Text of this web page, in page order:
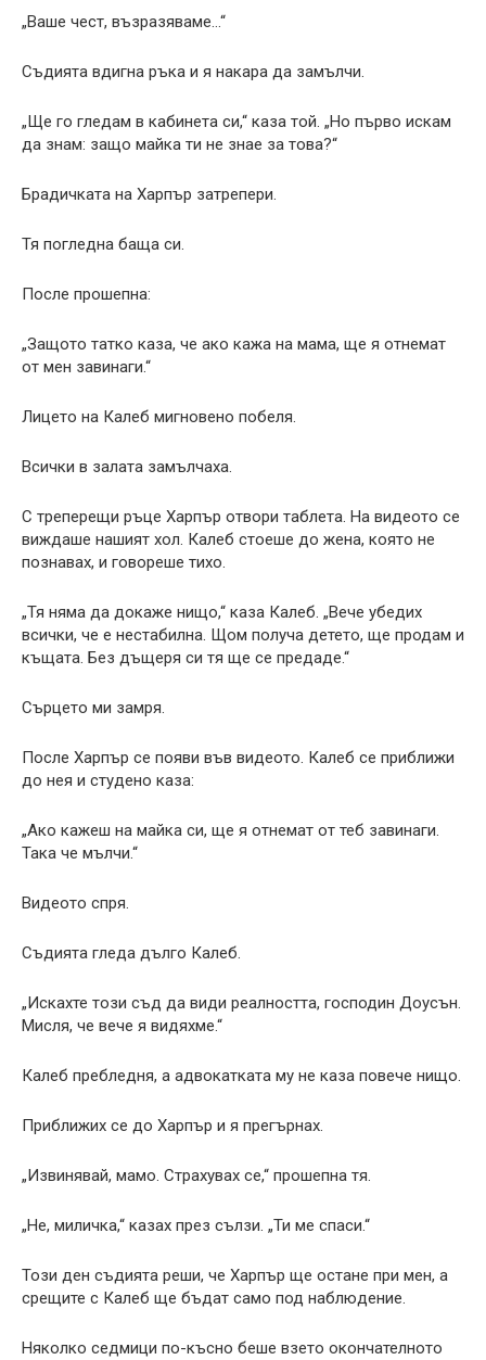
„Ваше чест, възразяваме…“
Съдията вдигна ръка и я накара да замълчи.
„Ще го гледам в кабинета си,“ каза той. „Но първо искам
да знам: защо майка ти не знае за това?“
Брадичката на Харпър затрепери.
Тя погледна баща си.
После прошепна:
„Защото татко каза, че ако кажа на мама, ще я отнемат
от мен завинаги.“
Лицето на Калеб мигновено побеля.
Всички в залата замълчаха.
С треперещи ръце Харпър отвори таблета. На видеото се
виждаше нашият хол. Калеб стоеше до жена, която не
познавах, и говореше тихо.
„Тя няма да докаже нищо,“ каза Калеб. „Вече убедих
всички, че е нестабилна. Щом получа детето, ще продам и
къщата. Без дъщеря си тя ще се предаде.“
Сърцето ми замря.
После Харпър се появи във видеото. Калеб се приближи
до нея и студено каза:
„Ако кажеш на майка си, ще я отнемат от теб завинаги.
Така че мълчи.“
Видеото спря.
Съдията гледа дълго Калеб.
„Искахте този съд да види реалността, господин Доусън.
Мисля, че вече я видяхме.“
Калеб пребледня, а адвокатката му не каза повече нищо.
Приближих се до Харпър и я прегърнах.
„Извинявай, мамо. Страхувах се,“ прошепна тя.
„Не, миличка,“ казах през сълзи. „Ти ме спаси.“
Този ден съдията реши, че Харпър ще остане при мен, а
срещите с Калеб ще бъдат само под наблюдение.
Няколко седмици по-късно беше взето окончателното